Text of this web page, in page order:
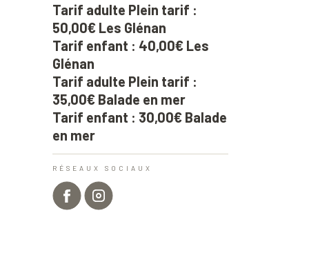
Tarif adulte Plein tarif :
50,00€ Les Glénan
Tarif enfant : 40,00€ Les
Glénan
Tarif adulte Plein tarif :
35,00€ Balade en mer
Tarif enfant : 30,00€ Balade
en mer
RÉSEAUX SOCIAUX